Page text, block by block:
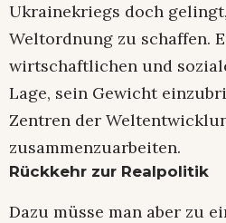
Ukrainekriegs doch
Weltordnung zu schaffen.
wirtschaftlichen und
Lage, sein Gewicht
Zentren der
zusammenzuarbeiten.
Rückkehr zur Realpolitik
Dazu müsse man aber zu